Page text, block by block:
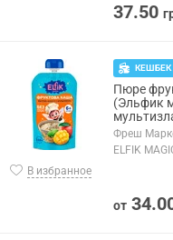
37.50
В избранное
КЕШБЕК
Пюре
(Эльфик
Фреш
ELFIK
от